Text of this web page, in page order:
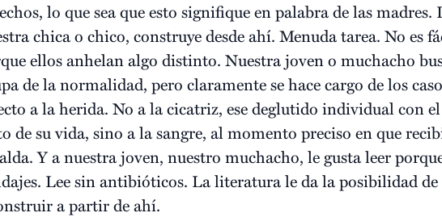
lo que sea que esto signifique en palabra de las
chica o chico, construye desde ahí. Menuda tarea. No es
ellos anhelan algo distinto. Nuestra joven o muchacho
de la normalidad, pero claramente se hace cargo de los
a la herida. No a la cicatriz, ese deglutido individual con
de su vida, sino a la sangre, al momento preciso en que
Y a nuestra joven, nuestro muchacho, le gusta leer
Lee sin antibióticos. La literatura le da la posibilidad de
a partir de ahí.